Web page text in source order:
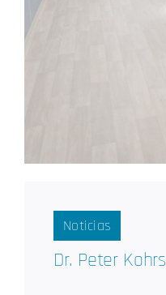
Noticias
Dr. Peter Kohrs